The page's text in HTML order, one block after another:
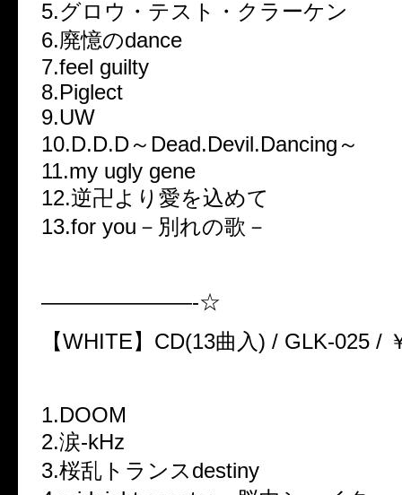
5.グロウ・テスト・クラーケン
6.廃憶のdance
7.feel guilty
8.Piglect
9.UW
10.D.D.D～Dead.Devil.Dancing～
11.my ugly gene
12.逆卍より愛を込めて
13.for you－別れの歌－
———————-☆
【WHITE】CD(13曲入) / GLK-025 /
1.DOOM
2.涙-kHz
3.桜乱トランスdestiny